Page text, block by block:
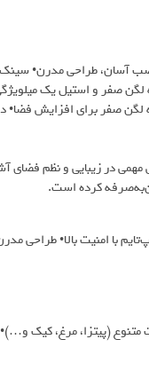
آسان، طراحی مدرن•
صفر و استیل یک
۱ میلی‌متر واقعی• طراحی زاویه لگن
در زیبایی و نظم فضای
کرده است.
با امنیت بالا• طراحی
متنوع (پیتزا، مرغ، کیک